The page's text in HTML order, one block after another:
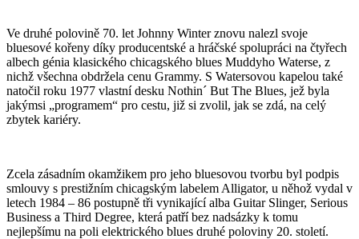
Ve druhé polovině 70. let Johnny Winter znovu nalezl svoje
bluesové kořeny díky producentské a hráčské spolupráci na čtyřech
albech génia klasického chicagského blues Muddyho Waterse, z
nichž všechna obdržela cenu Grammy. S Watersovou kapelou také
natočil roku 1977 vlastní desku Nothin´ But The Blues, jež byla
jakýmsi „programem“ pro cestu, již si zvolil, jak se zdá, na celý
zbytek kariéry.
Zcela zásadním okamžikem pro jeho bluesovou tvorbu byl podpis
smlouvy s prestižním chicagským labelem Alligator, u něhož vydal v
letech 1984 – 86 postupně tři vynikající alba Guitar Slinger, Serious
Business a Third Degree, která patří bez nadsázky k tomu
nejlepšímu na poli elektrického blues druhé poloviny 20. století.